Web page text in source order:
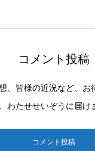
コメント投稿
、皆様の近況など、お
わたせせいぞうに届け
コメント投稿